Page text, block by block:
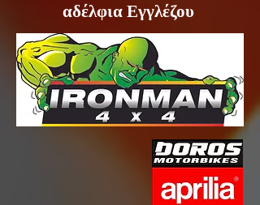
αδέλφια Εγγλέζου